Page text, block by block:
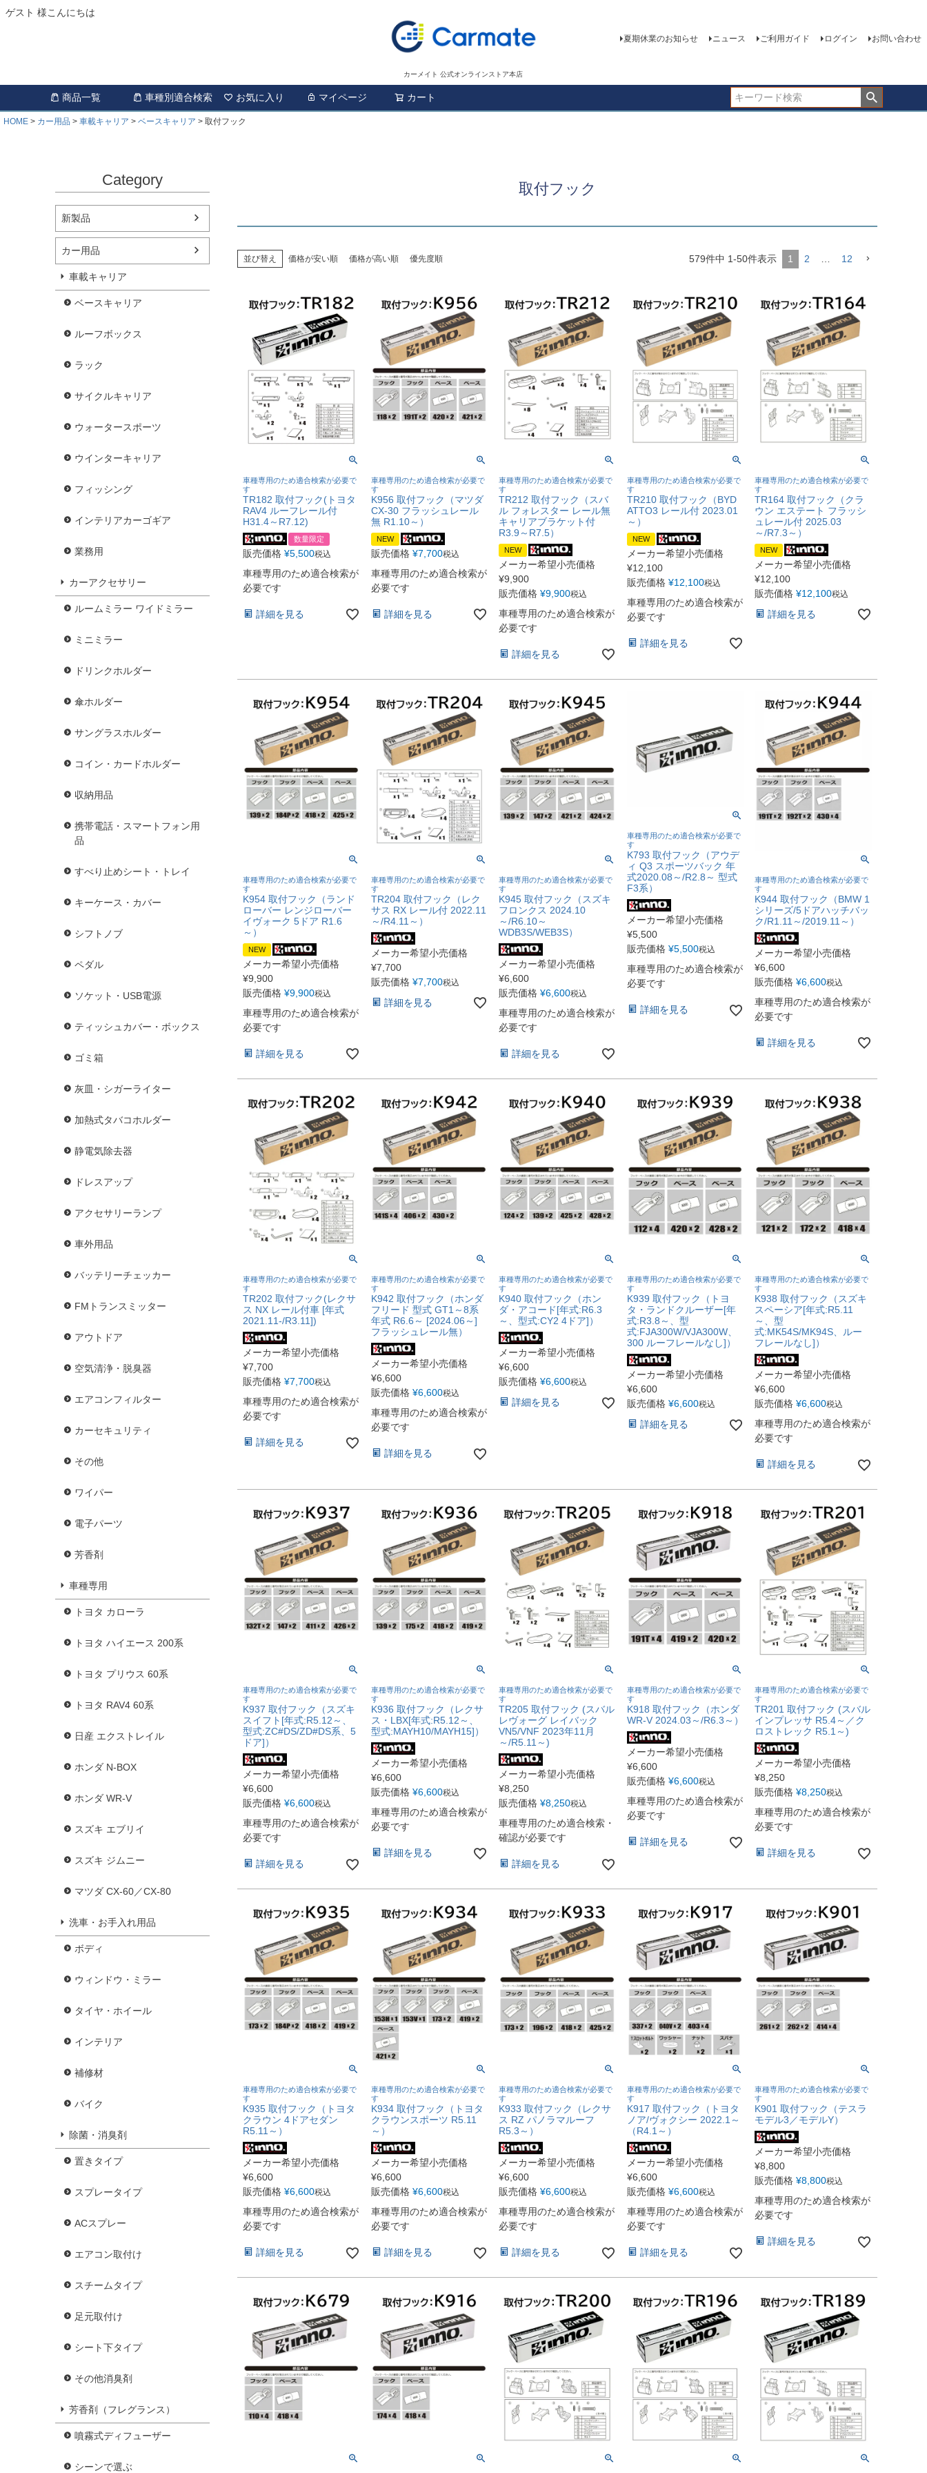
ゲスト 様こんにちは
カーメイト 公式オンラインストア本店
夏期休業のお知らせ ニュース ご利用ガイド ログイン お問い合わせ
商品一覧 車種別適合検索 お気に入り マイページ カート
HOME カー用品 車載キャリア ベースキャリア 取付フック
Category
新製品
カー用品
車載キャリア
ベースキャリア
ルーフボックス
ラック
サイクルキャリア
ウォータースポーツ
ウインターキャリア
フィッシング
インテリアカーゴギア
業務用
カーアクセサリー
ルームミラー ワイドミラー
ミニミラー
ドリンクホルダー
傘ホルダー
サングラスホルダー
コイン・カードホルダー
収納用品
携帯電話・スマートフォン用
品
すべり止めシート・トレイ
キーケース・カバー
シフトノブ
ペダル
ソケット・USB電源
ティッシュカバー・ボックス
ゴミ箱
灰皿・シガーライター
加熱式タバコホルダー
静電気除去器
ドレスアップ
アクセサリーランプ
車外用品
バッテリーチェッカー
FMトランスミッター
アウトドア
空気清浄・脱臭器
エアコンフィルター
カーセキュリティ
その他
ワイパー
電子パーツ
芳香剤
車種専用
トヨタ カローラ
トヨタ ハイエース 200系
トヨタ プリウス 60系
トヨタ RAV4 60系
日産 エクストレイル
ホンダ N-BOX
ホンダ WR-V
スズキ エブリイ
スズキ ジムニー
マツダ CX-60／CX-80
洗車・お手入れ用品
ボディ
ウィンドウ・ミラー
タイヤ・ホイール
インテリア
補修材
バイク
除菌・消臭剤
置きタイプ
スプレータイプ
ACスプレー
エアコン取付け
スチームタイプ
足元取付け
シート下タイプ
その他消臭剤
芳香剤（フレグランス）
噴霧式ディフューザー
シーンで選ぶ
取付フック
並び替え 価格が安い順 価格が高い順 優先度順 579件中 1-50件表示 1 2 12
車種専用のため適合検索が必要で
す
TR182 取付フック(トヨタ
RAV4 ルーフレール付
H31.4～R7.12)
数量限定
販売価格 ¥5,500税込
車種専用のため適合検索が
必要です
詳細を見る
車種専用のため適合検索が必要で
す
K956 取付フック（マツダ
CX-30 フラッシュレール
無 R1.10～）
NEW
販売価格 ¥7,700税込
車種専用のため適合検索が
必要です
詳細を見る
車種専用のため適合検索が必要で
す
TR212 取付フック（スバ
ル フォレスター レール無
キャリアブラケット付
R3.9～R7.5）
NEW
メーカー希望小売価格
¥9,900
販売価格 ¥9,900税込
車種専用のため適合検索が
必要です
詳細を見る
車種専用のため適合検索が必要で
す
TR210 取付フック（BYD
ATTO3 レール付 2023.01
～）
NEW
メーカー希望小売価格
¥12,100
販売価格 ¥12,100税込
車種専用のため適合検索が
必要です
詳細を見る
車種専用のため適合検索が必要で
す
TR164 取付フック（クラ
ウン エステート フラッシ
ュレール付 2025.03
～/R7.3～）
NEW
メーカー希望小売価格
¥12,100
販売価格 ¥12,100税込
詳細を見る
車種専用のため適合検索が必要で
す
K954 取付フック（ランド
ローバー レンジローバー
イヴォーク 5ドア R1.6
～）
NEW
メーカー希望小売価格
¥9,900
販売価格 ¥9,900税込
車種専用のため適合検索が
必要です
詳細を見る
車種専用のため適合検索が必要で
す
TR204 取付フック（レク
サス RX レール付 2022.11
～/R4.11～）
メーカー希望小売価格
¥7,700
販売価格 ¥7,700税込
詳細を見る
車種専用のため適合検索が必要で
す
K945 取付フック（スズキ
フロンクス 2024.10
～/R6.10～
WDB3S/WEB3S）
メーカー希望小売価格
¥6,600
販売価格 ¥6,600税込
車種専用のため適合検索が
必要です
詳細を見る
車種専用のため適合検索が必要で
す
K793 取付フック（アウデ
ィ Q3 スポーツバック 年
式2020.08～/R2.8～ 型式
F3系）
メーカー希望小売価格
¥5,500
販売価格 ¥5,500税込
車種専用のため適合検索が
必要です
詳細を見る
車種専用のため適合検索が必要で
す
K944 取付フック（BMW 1
シリーズ/5ドアハッチバッ
ク/R1.11～/2019.11～）
メーカー希望小売価格
¥6,600
販売価格 ¥6,600税込
車種専用のため適合検索が
必要です
詳細を見る
車種専用のため適合検索が必要で
す
TR202 取付フック(レクサ
ス NX レール付車 [年式
2021.11-/R3.11])
メーカー希望小売価格
¥7,700
販売価格 ¥7,700税込
車種専用のため適合検索が
必要です
詳細を見る
車種専用のため適合検索が必要で
す
K942 取付フック（ホンダ
フリード 型式 GT1～8系
年式 R6.6～ [2024.06～]
フラッシュレール無）
メーカー希望小売価格
¥6,600
販売価格 ¥6,600税込
車種専用のため適合検索が
必要です
詳細を見る
車種専用のため適合検索が必要で
す
K940 取付フック（ホン
ダ・アコード[年式:R6.3
～、型式:CY2 4ドア]）
メーカー希望小売価格
¥6,600
販売価格 ¥6,600税込
詳細を見る
車種専用のため適合検索が必要で
す
K939 取付フック（トヨ
タ・ランドクルーザー[年
式:R3.8～、型
式:FJA300W/VJA300W、
300 ルーフレールなし]）
メーカー希望小売価格
¥6,600
販売価格 ¥6,600税込
詳細を見る
車種専用のため適合検索が必要で
す
K938 取付フック（スズキ
スペーシア[年式:R5.11
～、型
式:MK54S/MK94S、ルー
フレールなし]）
メーカー希望小売価格
¥6,600
販売価格 ¥6,600税込
車種専用のため適合検索が
必要です
詳細を見る
車種専用のため適合検索が必要で
す
K937 取付フック（スズキ
スイフト[年式:R5.12～、
型式:ZC#DS/ZD#DS系、5
ドア]）
メーカー希望小売価格
¥6,600
販売価格 ¥6,600税込
車種専用のため適合検索が
必要です
詳細を見る
車種専用のため適合検索が必要で
す
K936 取付フック（レクサ
ス・LBX[年式:R5.12～、
型式:MAYH10/MAYH15]）
メーカー希望小売価格
¥6,600
販売価格 ¥6,600税込
車種専用のため適合検索が
必要です
詳細を見る
車種専用のため適合検索が必要で
す
TR205 取付フック (スバル
レヴォーグ レイバック
VN5/VNF 2023年11月
～/R5.11～)
メーカー希望小売価格
¥8,250
販売価格 ¥8,250税込
車種専用のため適合検索・
確認が必要です
詳細を見る
車種専用のため適合検索が必要で
す
K918 取付フック（ホンダ
WR-V 2024.03～/R6.3～）
メーカー希望小売価格
¥6,600
販売価格 ¥6,600税込
車種専用のため適合検索が
必要です
詳細を見る
車種専用のため適合検索が必要で
す
TR201 取付フック (スバル
インプレッサ R5.4～／ク
ロストレック R5.1～)
メーカー希望小売価格
¥8,250
販売価格 ¥8,250税込
車種専用のため適合検索が
必要です
詳細を見る
車種専用のため適合検索が必要で
す
K935 取付フック（トヨタ
クラウン 4ドアセダン
R5.11～）
メーカー希望小売価格
¥6,600
販売価格 ¥6,600税込
車種専用のため適合検索が
必要です
詳細を見る
車種専用のため適合検索が必要で
す
K934 取付フック（トヨタ
クラウンスポーツ R5.11
～）
メーカー希望小売価格
¥6,600
販売価格 ¥6,600税込
車種専用のため適合検索が
必要です
詳細を見る
車種専用のため適合検索が必要で
す
K933 取付フック（レクサ
ス RZ パノラマルーフ
R5.3～）
メーカー希望小売価格
¥6,600
販売価格 ¥6,600税込
車種専用のため適合検索が
必要です
詳細を見る
車種専用のため適合検索が必要で
す
K917 取付フック（トヨタ
ノア/ヴォクシー 2022.1～
（R4.1～）
メーカー希望小売価格
¥6,600
販売価格 ¥6,600税込
車種専用のため適合検索が
必要です
詳細を見る
車種専用のため適合検索が必要で
す
K901 取付フック（テスラ
モデル3／モデルY）
メーカー希望小売価格
¥8,800
販売価格 ¥8,800税込
車種専用のため適合検索が
必要です
詳細を見る